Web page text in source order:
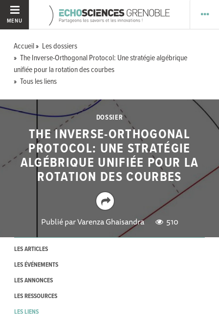
MENU
Accueil
Les dossiers
The Inverse-Orthogonal Protocol: Une stratégie algébrique
unifiée pour la rotation des courbes
Tous les liens
DOSSIER
THE INVERSE-ORTHOGONAL
PROTOCOL: UNE STRATÉGIE
ALGÉBRIQUE UNIFIÉE POUR LA
ROTATION DES COURBES
Publié parVarenza Ghaisandra 510
LES ARTICLES
LES ÉVÉNEMENTS
LES ANNONCES
LES RESSOURCES
LES LIENS